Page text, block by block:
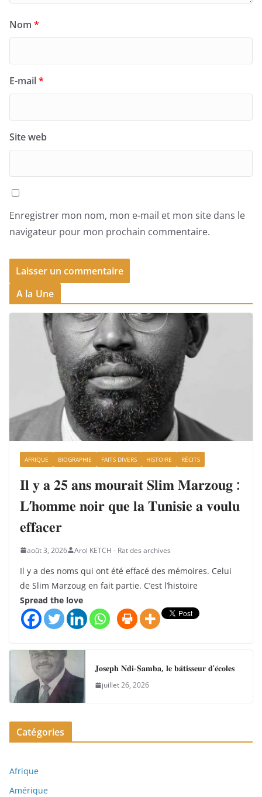
Nom *
E-mail*
Site web
Enregistrer mon nom, mon e-mail et mon site dans le
navigateur pour mon prochain commentaire.
A la Une
AFRIQUE BIOGRAPHIE FAITS DIVERS HISTOIRE RÉCITS
𝐈𝐥 𝐲 𝐚 𝟐𝟓 𝐚𝐧𝐬 𝐦𝐨𝐮𝐫𝐚𝐢𝐭 𝐒𝐥𝐢𝐦 𝐌𝐚𝐫𝐳𝐨𝐮𝐠 :
𝐋’𝐡𝐨𝐦𝐦𝐞 𝐧𝐨𝐢𝐫 𝐪𝐮𝐞 𝐥𝐚 𝐓𝐮𝐧𝐢𝐬𝐢𝐞 𝐚 𝐯𝐨𝐮𝐥𝐮
𝐞𝐟𝐟𝐚𝐜𝐞𝐫
août 3, 2026 Arol KETCH - Rat des archives
Il y a des noms qui ont été effacé des mémoires. Celui
de Slim Marzoug en fait partie. C’est l’histoire
Spread the love
𝐉𝐨𝐬𝐞𝐩𝐡 𝐍𝐝𝐢-𝐒𝐚𝐦𝐛𝐚, 𝐥𝐞 𝐛𝐚̂𝐭𝐢𝐬𝐬𝐞𝐮𝐫 𝐝’𝐞́𝐜𝐨𝐥𝐞𝐬
juillet 26, 2026
Catégories
Afrique
Amérique